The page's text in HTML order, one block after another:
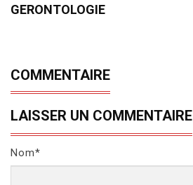
GERONTOLOGIE
COMMENTAIRE
LAISSER UN COMMENTAIRE
Nom*